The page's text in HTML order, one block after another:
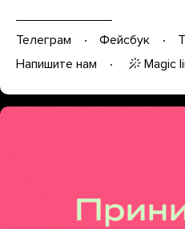
Телеграм Фейсбук
Напишите нам
Magic